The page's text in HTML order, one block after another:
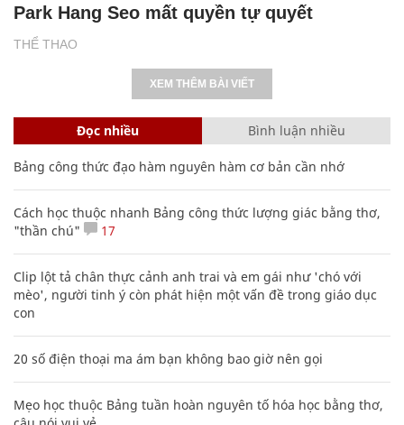
THỂ THAO
Park Hang Seo mất quyền tự quyết
XEM THÊM BÀI VIẾT
Đọc nhiều Bình luận nhiều
Bảng công thức đạo hàm nguyên hàm cơ bản cần nhớ
Cách học thuộc nhanh Bảng công thức lượng giác bằng thơ,
"thần chú"
17
Clip lột tả chân thực cảnh anh trai và em gái như 'chó với
mèo', người tinh ý còn phát hiện một vấn đề trong giáo dục
con
20 số điện thoại ma ám bạn không bao giờ nên gọi
Mẹo học thuộc Bảng tuần hoàn nguyên tố hóa học bằng thơ,